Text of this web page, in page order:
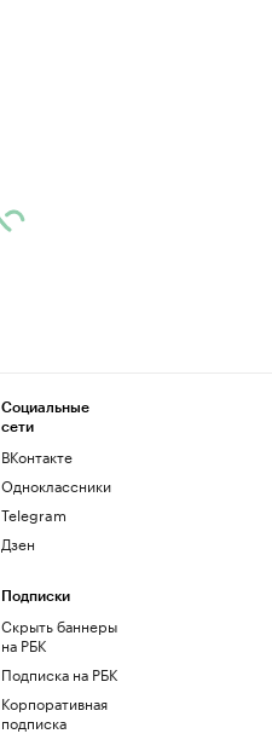
Социальные
сети
ВКонтакте
Одноклассники
Telegram
Дзен
Подписки
Скрыть баннеры
на РБК
Подписка на РБК
Корпоративная
подписка